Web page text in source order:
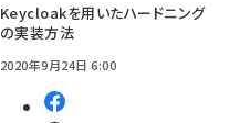
Keycloakを用いたハードニング
の実装方法
2020年9月24日 6:00